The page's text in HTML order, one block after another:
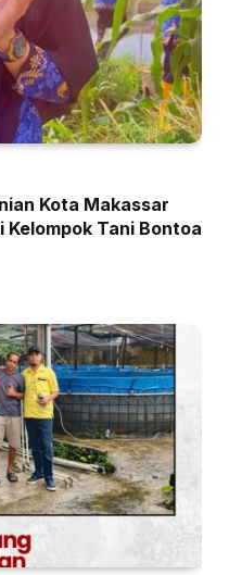
Kota Makassar
Kelompok Tani Bontoa